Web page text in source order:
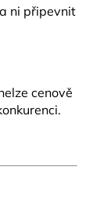
ni připevnit
cenově